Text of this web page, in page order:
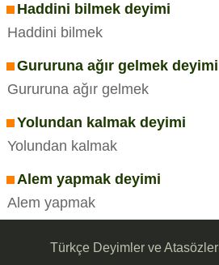
Haddini bilmek deyimi
Haddini bilmek
Gururuna ağır gelmek deyimi
Gururuna ağır gelmek
Yolundan kalmak deyimi
Yolundan kalmak
Alem yapmak deyimi
Alem yapmak
Türkçe Deyimler ve